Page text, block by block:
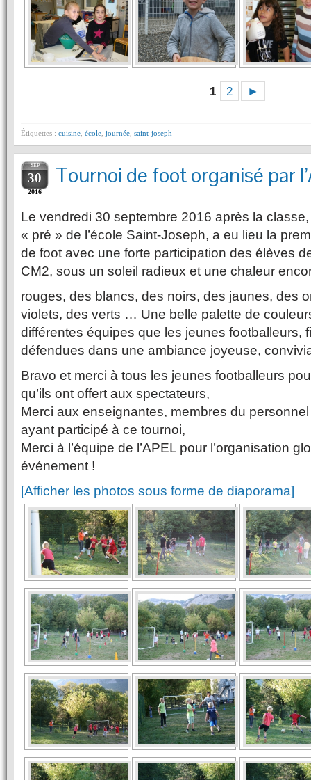
1 2 ►
Étiquettes : cuisine école journée saint-joseph
SEP
30
2016
Tournoi de foot organisé par
Le vendredi 30 septembre 2016 après la
« pré » de l’école Saint-Joseph, a eu lieu la
de foot avec une forte participation des élèves
CM2, sous un soleil radieux et une chaleur
rouges, des blancs, des noirs, des jaunes, des
violets, des verts … Une belle palette de
différentes équipes que les jeunes footballeurs,
défendues dans une ambiance joyeuse,
Bravo et merci à tous les jeunes footballeurs
qu’ils ont offert aux spectateurs,
Merci aux enseignantes, membres du
ayant participé à ce tournoi,
Merci à l’équipe de l’APEL pour l’organisation
événement !
[Afficher les photos sous forme de diaporama]